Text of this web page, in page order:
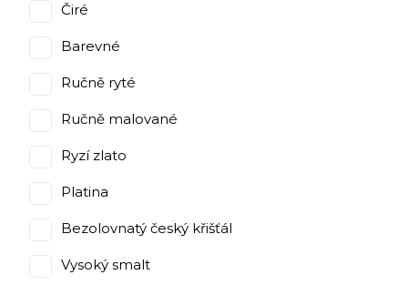
Čiré
Barevné
Ručně ryté
Ručně malované
Ryzí zlato
Platina
Bezolovnatý český křišťál
Vysoký smalt